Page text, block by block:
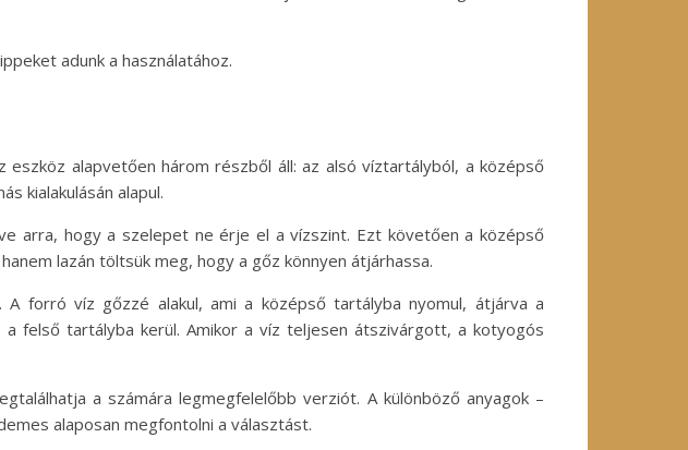
adunk a használatához.
alapvetően három részből áll: az alsó víztartályból, a középső
kialakulásán alapul.
arra, hogy a szelepet ne érje el a vízszint. Ezt követően a középső
lazán töltsük meg, hogy a gőz könnyen átjárhassa.
forró víz gőzzé alakul, ami a középső tartályba nyomul, átjárva a
felső tartályba kerül. Amikor a víz teljesen átszivárgott, a kotyogós
a számára legmegfelelőbb verziót. A különböző anyagok –
alaposan megfontolni a választást.